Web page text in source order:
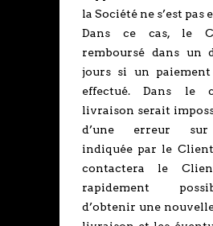
la Société ne s’est pas
Dans ce cas, le
remboursé dans un
jours si un
effectué. Dans le
livraison serait
d’une erreur sur
indiquée par le
contactera le
rapidement
d’obtenir une